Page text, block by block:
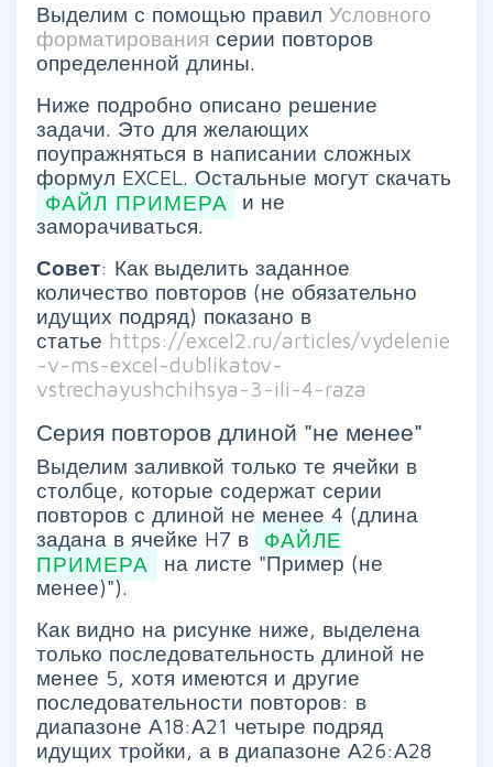
Выделим с помощью правил Условного
форматирования серии повторов
определенной длины.
Ниже подробно описано решение
задачи. Это для желающих
поупражняться в написании сложных
формул EXCEL. Остальные могут скачать
ФАЙЛ ПРИМЕРА
и не
заморачиваться.
Совет: Как выделить заданное
количество повторов (не обязательно
идущих подряд) показано в
статье https://excel2.ru/articles/vydelenie
-v-ms-excel-dublikatov-
vstrechayushchihsya-3-ili-4-raza
Серия повторов длиной "не менее"
Выделим заливкой только те ячейки в
столбце, которые содержат серии
повторов с длиной не менее 4 (длина
задана в ячейке H7 в
ФАЙЛЕ
ПРИМЕРА
на листе "Пример (не
менее)").
Как видно на рисунке ниже, выделена
только последовательность длиной не
менее 5, хотя имеются и другие
последовательности повторов: в
диапазоне А18:А21 четыре подряд
идущих тройки, а в диапазоне А26:А28